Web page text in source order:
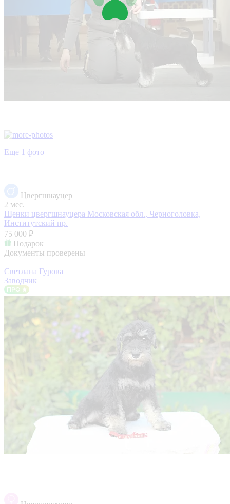
Еще 1 фото
Цвергшнауцер
2 мес.
Щенки цвергшнауцера Московская обл., Черноголовка,
Институтский пр.
75 000 ₽
Подарок
Документы проверены
Светлана Гурова
Заводчик